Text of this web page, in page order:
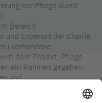
der Pflege durch
Bereich
und Experten der Charité
vorhandene
dem Projekt, Pflege
ein Rahmen gegeben.
und
in Berliner